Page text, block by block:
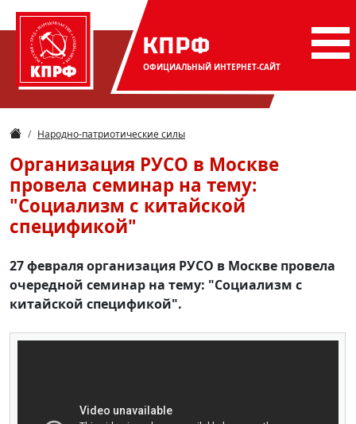
КПРФ
ОФИЦИАЛЬНЫЙ ИНТЕРНЕТ-САЙТ
Народно-патриотические силы
Организация РУСО в Москве
провела семинар на тему:
"Социализм с китайской
спецификой"
27 февраля организация РУСО в Москве провела
очередной семинар на тему: "Социализм с
китайской спецификой".